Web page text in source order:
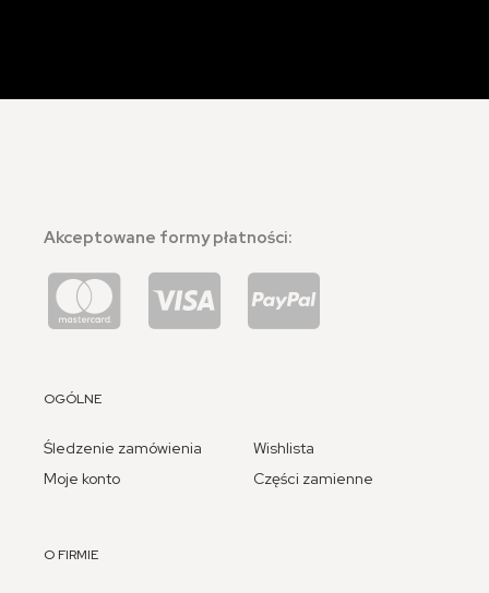
Akceptowane formy płatności:
OGÓLNE
Śledzenie zamówienia
Moje konto
Wishlista
Części zamienne
O FIRMIE